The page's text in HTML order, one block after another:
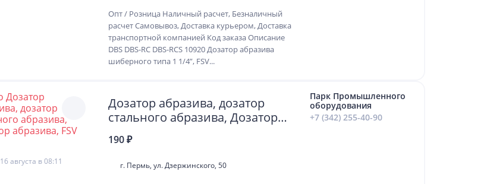
Опт / Розница Наличный расчет, Безналичный
расчет Самовывоз, Доставка курьером, Доставка
транспортной компанией Код заказа Описание
DBS DBS-RC DBS-RCS 10920 Дозатор абразива
шиберного типа 1 1/4”, FSV...
16 августа в 08:11
Дозатор абразива, дозатор
стального абразива, Дозатор
абразива, FSV (ФСВ)
190 ₽
г. Пермь, ул. Дзержинского, 50
Парк Промышленного
оборудования
+7 (342) 255-40-90